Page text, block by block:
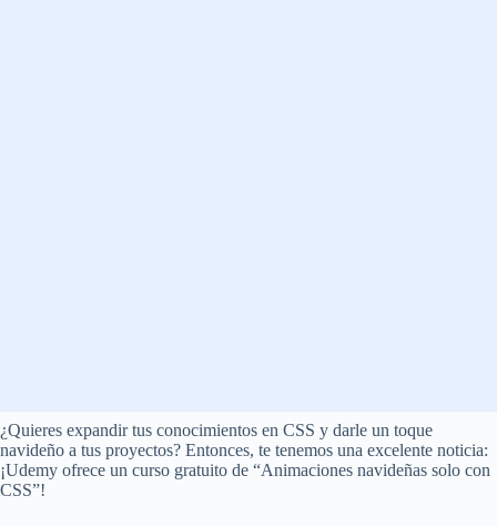
¿Quieres expandir tus conocimientos en CSS y darle un toque
navideño a tus proyectos? Entonces, te tenemos una excelente noticia:
¡Udemy ofrece un curso gratuito de “Animaciones navideñas solo con
CSS”!